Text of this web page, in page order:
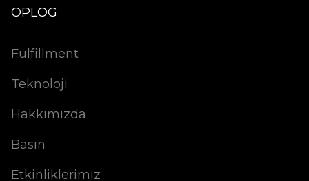
OPLOG
Fulfillment
Teknoloji
Hakkımızda
Basın
Etkinliklerimiz